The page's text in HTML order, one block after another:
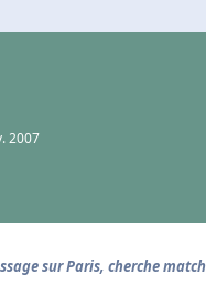
2007
sur Paris, cherche